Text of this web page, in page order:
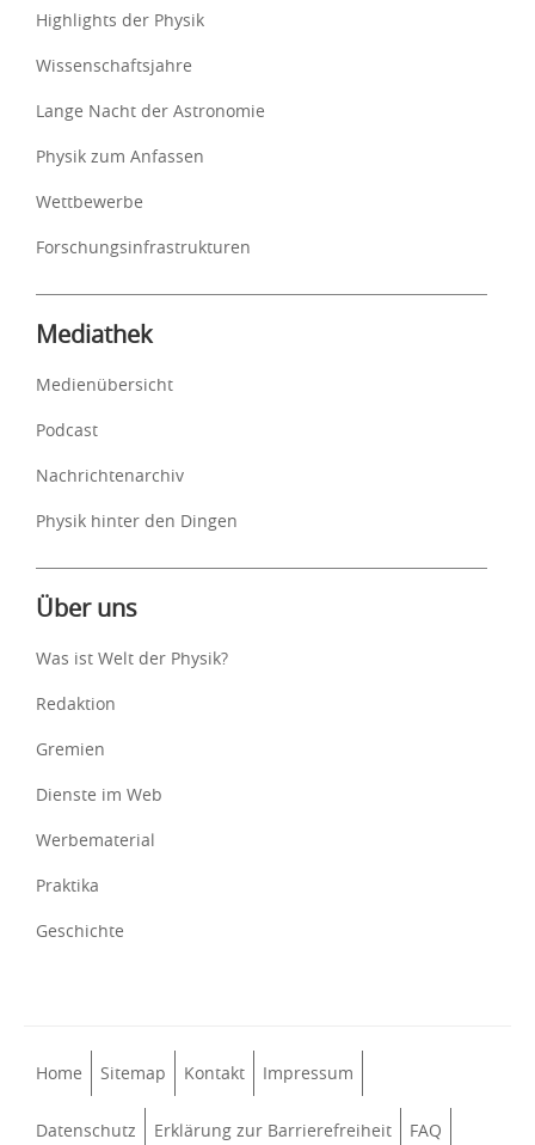
Highlights der Physik
Wissenschaftsjahre
Lange Nacht der Astronomie
Physik zum Anfassen
Wettbewerbe
Forschungsinfrastrukturen
Mediathek
Medienübersicht
Podcast
Nachrichtenarchiv
Physik hinter den Dingen
Über uns
Was ist Welt der Physik?
Redaktion
Gremien
Dienste im Web
Werbematerial
Praktika
Geschichte
Home Sitemap Kontakt Impressum
Datenschutz Erklärung zur Barrierefreiheit FAQ